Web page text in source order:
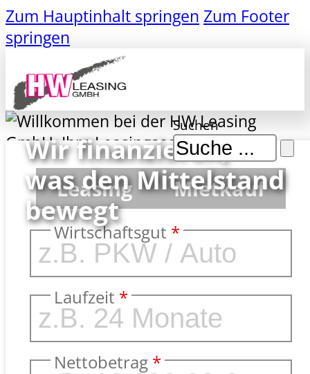
Zum Hauptinhalt springen Zum Footer
springen
Suchen
Wir finanzieren,
was den Mittelstand
bewegt
Visionen sind die Grundlage jeder
großen Tat.
Ralph Waldo Emerson
Leasing Mietkauf
Wirtschaftsgut *
Laufzeit *
Nettobetrag *